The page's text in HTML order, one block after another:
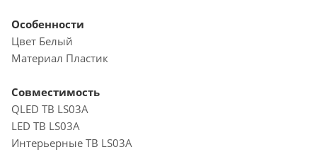
Особенности
Цвет Белый
Материал Пластик
Совместимость
QLED ТВ LS03A
LED ТВ LS03A
Интерьерные ТВ LS03A